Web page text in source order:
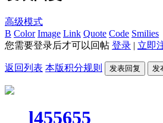
高级模式
B Color Image Link Quote Code Smilies
您需要登录后才可以回帖 登录 | 立即
返回列表 本版积分规则 发表回复 发
l455655